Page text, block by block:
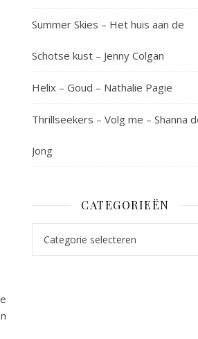
Summer Skies – Het huis aan de
Schotse kust – Jenny Colgan
Helix – Goud – Nathalie Pagie
Thrillseekers – Volg me – Shanna
Jong
CATEGORIEËN